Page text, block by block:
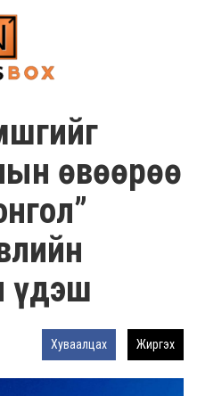
өвөөрөө
үдэш
Хуваалцах Жиргэх